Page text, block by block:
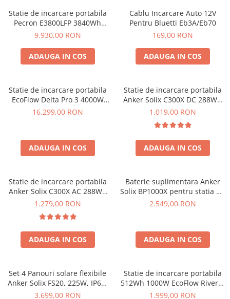
Statie de incarcare portabila
Pecron E3800LFP 3840Wh
4200W + Carucior CADOU
9.930,00 RON
ADAUGA IN COS
Cablu Incarcare Auto 12V
Pentru Bluetti Eb3A/Eb70
169,00 RON
ADAUGA IN COS
Statie de incarcare portabila
EcoFlow Delta Pro 3 4000W
4096Wh
16.299,00 RON
ADAUGA IN COS
Statie de incarcare portabila
Anker Solix C300X DC 288Wh
300W
1.019,00 RON
ADAUGA IN COS
Statie de incarcare portabila
Anker Solix C300X AC 288Wh
300W
1.279,00 RON
ADAUGA IN COS
Baterie suplimentara Anker
Solix BP1000X pentru statia de
alimentare portabila Anker
2.549,00 RON
ADAUGA IN COS
Set 4 Panouri solare flexibile
Anker Solix FS20, 225W, IP67,
Tehnologie TOPCon
3.699,00 RON
Statie de incarcare portabila
512Wh 1000W EcoFlow River 2
Max
1.999,00 RON